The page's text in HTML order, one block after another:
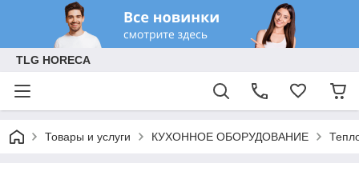
TLG HORECA
Товары и услуги КУХОННОЕ ОБОРУДОВАНИЕ